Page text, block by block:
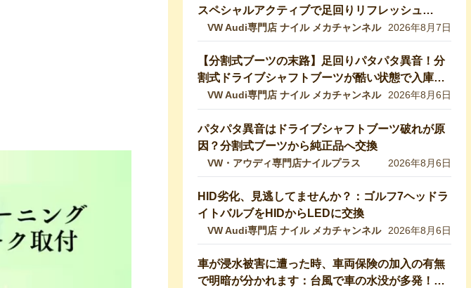
スペシャルアクティブで足回りリフレッシュ
【VW修理・メンテ】
VW Audi専門店 ナイル メカチャンネル 2026年8月7日
【分割式ブーツの末路】足回りパタパタ異音！分
割式ドライブシャフトブーツが酷い状態で入庫し
ました！純正ブーツに交換修理します【VW 9Nポ
ロ】
VW Audi専門店 ナイル メカチャンネル 2026年8月6日
パタパタ異音はドライブシャフトブーツ破れが原
因？分割式ブーツから純正品へ交換
VW・アウディ専門店ナイルプラス 2026年8月6日
HID劣化、見逃してませんか？：ゴルフ7ヘッドラ
イトバルブをHIDからLEDに交換
VW Audi専門店 ナイル メカチャンネル 2026年8月6日
車が浸水被害に遭った時、車両保険の加入の有無
で明暗が分かれます：台風で車の水没が多発！冠